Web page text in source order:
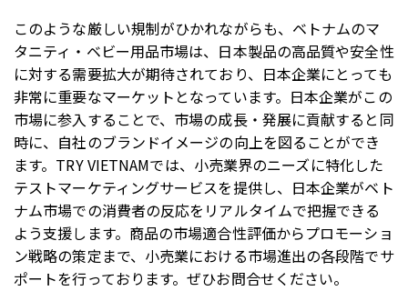
このような厳しい規制がひかれながらも、ベトナムのマ
タニティ・ベビー用品市場は、日本製品の高品質や安全性
に対する需要拡大が期待されており、日本企業にとっても
非常に重要なマーケットとなっています。日本企業がこの
市場に参入することで、市場の成長・発展に貢献すると同
時に、自社のブランドイメージの向上を図ることができ
ます。TRY VIETNAMでは、小売業界のニーズに特化した
テストマーケティングサービスを提供し、日本企業がベト
ナム市場での消費者の反応をリアルタイムで把握できる
よう支援します。商品の市場適合性評価からプロモーショ
ン戦略の策定まで、小売業における市場進出の各段階でサ
ポートを行っております。ぜひお問合せください。